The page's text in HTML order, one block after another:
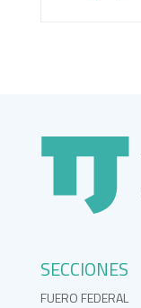
SECCIONES
FUERO FEDERAL